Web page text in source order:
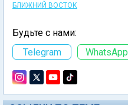
БЛИЖНИЙ ВОСТОК
Будьте с нами:
Telegram
WhatsApp